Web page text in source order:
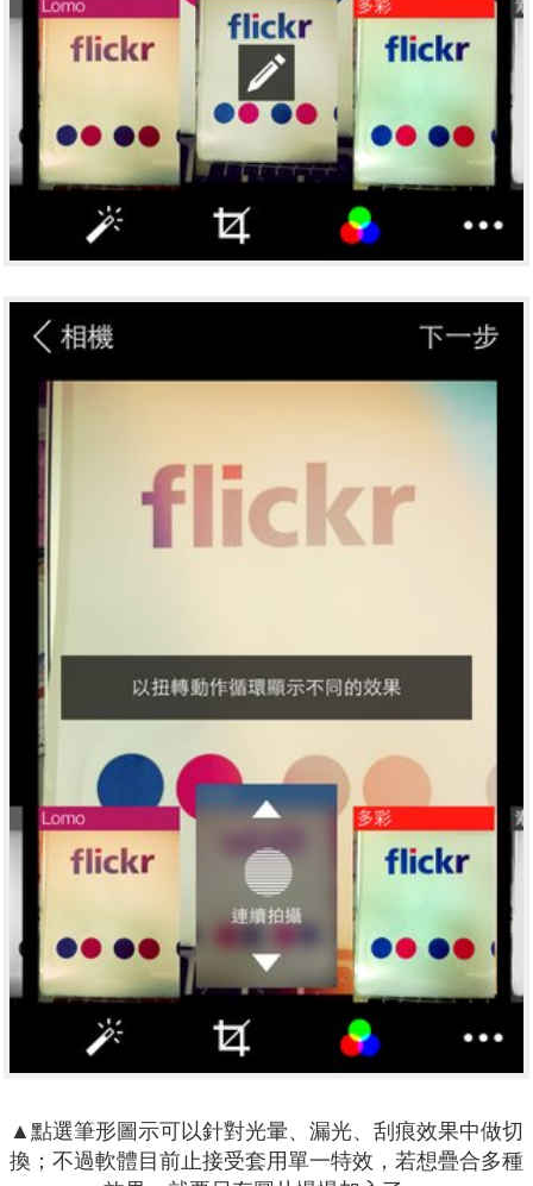
▲點選筆形圖示可以針對光暈、漏光、刮痕效果中做切
換；不過軟體目前止接受套用單一特效，若想疊合多種